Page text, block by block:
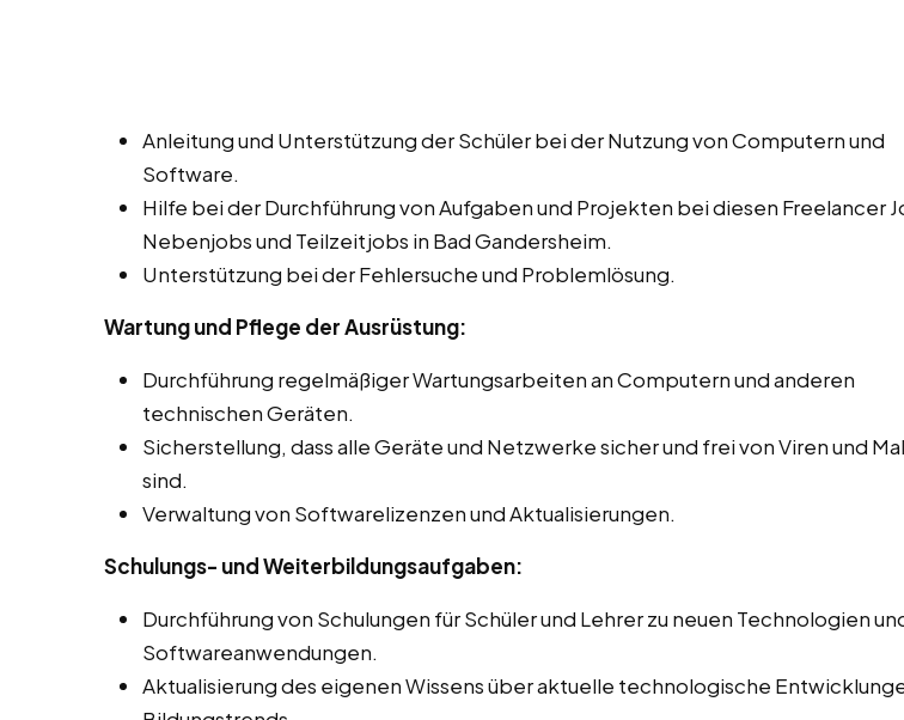
Anleitung und Unterstützung der Schüler bei der Nutzung von Computern und
Software.
Hilfe bei der Durchführung von Aufgaben und Projekten bei diesen Freelancer
Nebenjobs und Teilzeitjobs in Bad Gandersheim.
Unterstützung bei der Fehlersuche und Problemlösung.
Wartung und Pflege der Ausrüstung:
Durchführung regelmäßiger Wartungsarbeiten an Computern und anderen
technischen Geräten.
Sicherstellung, dass alle Geräte und Netzwerke sicher und frei von Viren und
sind.
Verwaltung von Softwarelizenzen und Aktualisierungen.
Schulungs- und Weiterbildungsaufgaben:
Durchführung von Schulungen für Schüler und Lehrer zu neuen Technologien
Softwareanwendungen.
Aktualisierung des eigenen Wissens über aktuelle technologische